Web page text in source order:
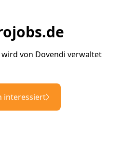
von Dovendi verwaltet
interessiert